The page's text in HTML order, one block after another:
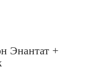
Энантат +